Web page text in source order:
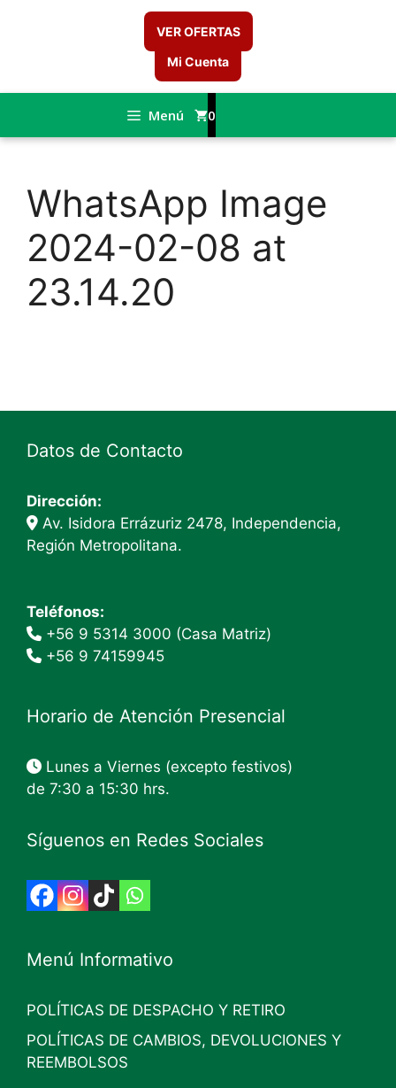
VER OFERTAS
Mi Cuenta
Menú 0
WhatsApp Image
2024-02-08 at
23.14.20
Datos de Contacto
Dirección:
Av. Isidora Errázuriz 2478, Independencia,
Región Metropolitana.
Teléfonos:
+56 9 5314 3000 (Casa Matriz)
+56 9 74159945
Horario de Atención Presencial
Lunes a Viernes (excepto festivos)
de 7:30 a 15:30 hrs.
Síguenos en Redes Sociales
Menú Informativo
POLÍTICAS DE DESPACHO Y RETIRO
POLÍTICAS DE CAMBIOS, DEVOLUCIONES Y
REEMBOLSOS